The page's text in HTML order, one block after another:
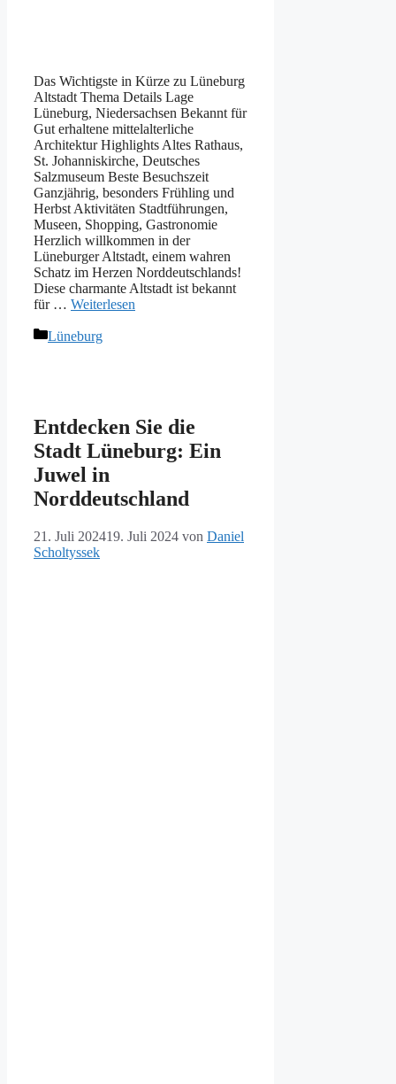
Das Wichtigste in Kürze zu Lüneburg
Altstadt Thema Details Lage
Lüneburg, Niedersachsen Bekannt für
Gut erhaltene mittelalterliche
Architektur Highlights Altes Rathaus,
St. Johanniskirche, Deutsches
Salzmuseum Beste Besuchszeit
Ganzjährig, besonders Frühling und
Herbst Aktivitäten Stadtführungen,
Museen, Shopping, Gastronomie
Herzlich willkommen in der
Lüneburger Altstadt, einem wahren
Schatz im Herzen Norddeutschlands!
Diese charmante Altstadt ist bekannt
für … Weiterlesen
Kategorien
Lüneburg
Entdecken Sie die
Stadt Lüneburg: Ein
Juwel in
Norddeutschland
21. Juli 202419. Juli 2024 von Daniel
Scholtyssek